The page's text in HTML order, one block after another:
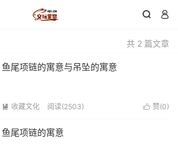
 
共 2 篇文章
鱼尾项链的寓意与吊坠的寓意
 赞(0)
 收藏文化 阅读(2503)
鱼尾项链的寓意